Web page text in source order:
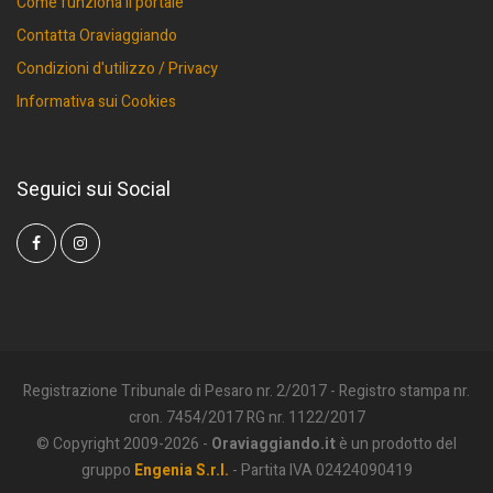
Contatta Oraviaggiando
Condizioni d'utilizzo / Privacy
Informativa sui Cookies
Seguici sui Social
Registrazione Tribunale di Pesaro nr. 2/2017 - Registro stampa nr.
cron. 7454/2017 RG nr. 1122/2017
© Copyright 2009-2026 - Oraviaggiando.itè un prodotto del
gruppo Engenia S.r.l. - Partita IVA 02424090419